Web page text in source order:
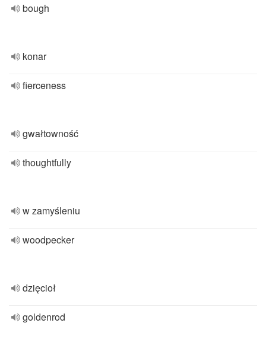
bough
konar
fierceness
gwałtowność
thoughtfully
w zamyśleniu
woodpecker
dzięcioł
goldenrod